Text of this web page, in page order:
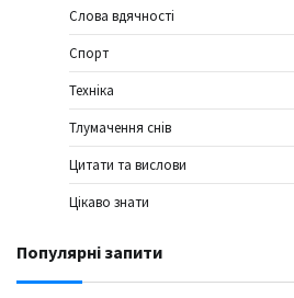
Слова вдячності
Спорт
Техніка
Тлумачення снів
Цитати та вислови
Цікаво знати
Популярні запити